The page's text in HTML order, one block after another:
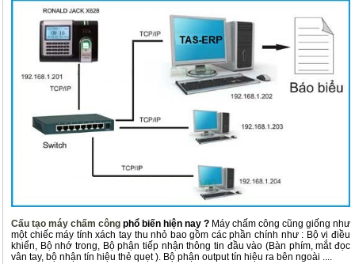
Cấu tạo máy chấm công phổ biến hiện nay ? Máy chấm công cũng giống như
một chiếc máy tính xách tay thu nhỏ bao gồm các phần chính như : Bộ vi điều
khiển, Bộ nhớ trong, Bộ phận tiếp nhận thông tin đầu vào (Bàn phím, mắt đọc
vân tay, bộ nhận tín hiệu thẻ quẹt ). Bộ phận output tín hiệu ra bên ngoài ....